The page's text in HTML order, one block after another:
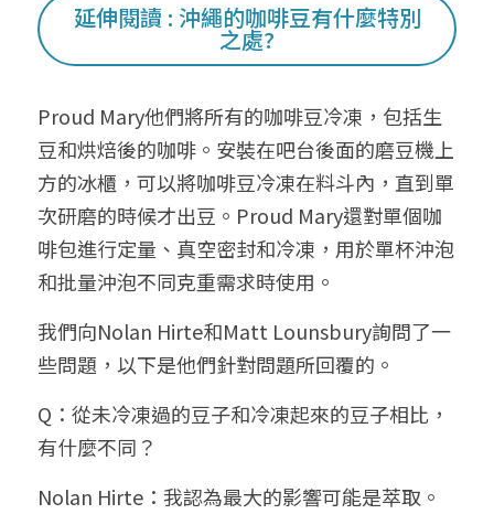
延伸閱讀 : 沖繩的咖啡豆有什麼特別
之處?
Proud Mary他們將所有的咖啡豆冷凍，包括生
豆和烘焙後的咖啡。安裝在吧台後面的磨豆機上
方的冰櫃，可以將咖啡豆冷凍在料斗內，直到單
次研磨的時候才出豆。Proud Mary還對單個咖
啡包進行定量、真空密封和冷凍，用於單杯沖泡
和批量沖泡不同克重需求時使用。
我們向Nolan Hirte和Matt Lounsbury詢問了一
些問題，以下是他們針對問題所回覆的。
Q：從未冷凍過的豆子和冷凍起來的豆子相比，
有什麼不同？
Nolan Hirte：我認為最大的影響可能是萃取。